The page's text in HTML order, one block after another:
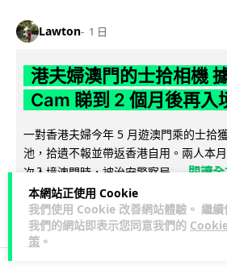
本網站正使用 Cookie
我們使用 Cookie 改善網站體驗。 繼續
我們的網站即表示您同意我們的
策 。
Lawton 1 日
港夫婦澳門的士拾相機
Cam 睇到 2 個月後再入
一對香港夫婦今年 5 月遊澳門乘的士拾
池，拾遺不報並帶返香港自用。兩人本
次入境澳門時，被治安警察局... 閱讀全
532 75 ↗ 分享